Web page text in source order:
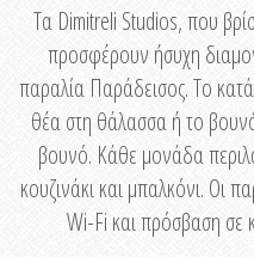
Τα Dimitreli Studios, που
προσφέρουν ήσυχη
παραλία Παράδεισος. Το
θέα στη θάλασσα ή το
βουνό. Κάθε μονάδα
κουζινάκι και μπαλκόνι. Οι
Wi-Fi και πρόσβαση σε